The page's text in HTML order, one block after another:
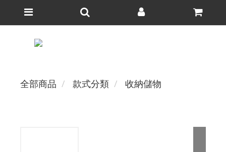
全部商品 款式分類 收納儲物